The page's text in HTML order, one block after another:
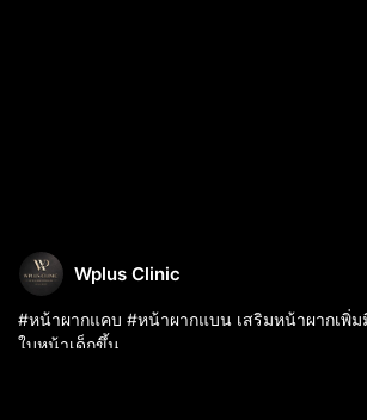
Wplus Clinic
#หน้าผากแคบ #หน้าผากแบน เสริมหน้าผากเพิ่
ใบหน้าเด็กขึ้น
🔴 REVIEW #เสริมหน้าผาก #ซิลิโคนพรีเมียม